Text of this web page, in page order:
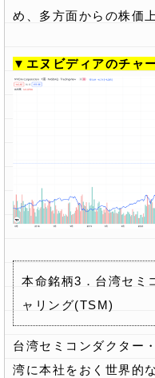
め、多方面からの株価
▼エヌビディアのチャ
本命銘柄3．台湾セミ
ャリング(TSM)
台湾セミコンダクター
湾に本社をおく世界的